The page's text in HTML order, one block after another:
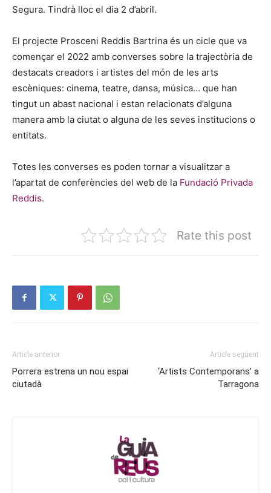
Segura. Tindrà lloc el dia 2 d’abril.
El projecte Prosceni Reddis Bartrina és un cicle que va
començar el 2022 amb converses sobre la trajectòria de
destacats creadors i artistes del món de les arts
escèniques: cinema, teatre, dansa, música… que han
tingut un abast nacional i estan relacionats d’alguna
manera amb la ciutat o alguna de les seves institucions o
entitats.
Totes les converses es poden tornar a visualitzar a
l’apartat de conferències del web de la Fundació Privada
Reddis.
Rate this post
Article anterior
Porrera estrena un nou espai
ciutadà
Article següent
‘Artists Contemporans’ a
Tarragona